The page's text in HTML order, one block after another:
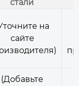
стали
на
сайте
(Добавьте